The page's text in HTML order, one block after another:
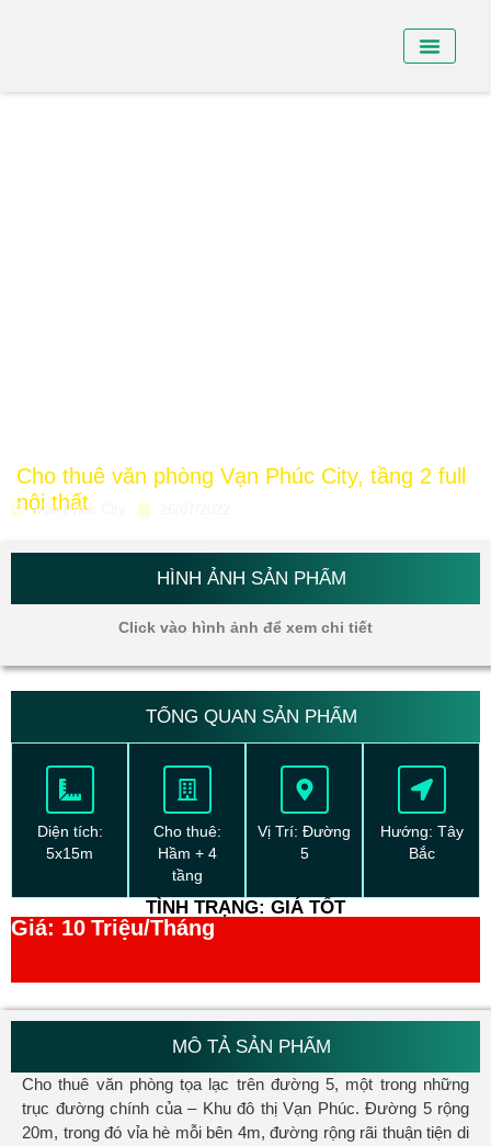
Cho thuê văn phòng Vạn Phúc City, tầng 2 full
nội thất
Vạn Phúc City
HÌNH ẢNH SẢN PHẨM
Click vào hình ảnh để xem chi tiết
TỔNG QUAN SẢN PHẨM
Diện tích:
5x15m
Cho thuê:
Hầm + 4
tầng
Vị Trí: Đường
5
Hướng: Tây
Bắc
TÌNH TRẠNG: GIÁ TỐT
Giá: 10 Triệu/Tháng
MÔ TẢ SẢN PHẨM
Cho thuê văn phòng tọa lạc trên đường 5, một trong những
trục đường chính của – Khu đô thị Vạn Phúc. Đường 5 rộng
20m, trong đó vỉa hè mỗi bên 4m, đường rộng rãi thuận tiện di